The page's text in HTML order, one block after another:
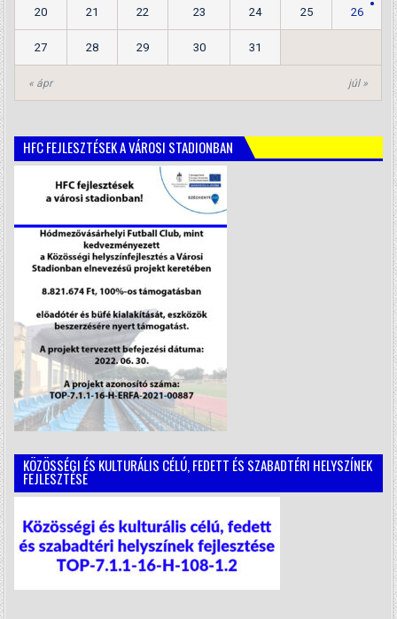
« ápr júl »
20 21 22 23 24 25 26
27 28 29 30 31
HFC FEJLESZTÉSEK A VÁROSI STADIONBAN
KÖZÖSSÉGI ÉS KULTURÁLIS CÉLÚ, FEDETT ÉS SZABADTÉRI HELYSZÍNEK
FEJLESZTÉSE